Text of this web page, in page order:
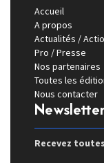
Accueil
A propos
Actualités /
Pro / Presse
Nos partenaires
Toutes les
Nous contacter
Recevez